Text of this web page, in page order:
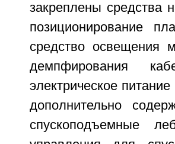
закреплены средства
позиционирование
средство освещения
демпфирования
электрическое
дополнительно
спускоподъемные